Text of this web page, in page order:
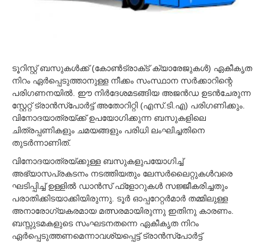
9
ടൂറിസ്റ്റ് ബസുകള്‍ക്ക് (കോണ്‍ട്രാക്‌ട് ക്യാരേജുകള്‍) ഏകീകൃത
നിറം ഏര്‍പ്പെടുത്താനുള്ള നീക്കം സംസ്ഥാന സര്‍ക്കാറിന്റെ
പരിഗണനയില്‍. ഈ നിര്‍ദേശമടങ്ങിയ അജന്‍ഡ ഉടന്‍ചേരുന്ന
സ്റ്റേറ്റ് ട്രാന്‍സ്പോര്‍ട്ട് അതോറിറ്റി (എസ്.ടി.എ) പരിഗണിക്കും.
വിനോദയാത്രയ്ക്ക് ഉപയോഗിക്കുന്ന ബസുകളിലെ
ചിത്രപ്പണികളും ചമയങ്ങളും പരിധി ലംഘിച്ചതിനെ
തുടര്‍ന്നാണിത്.
വിനോദയാത്രയ്ക്കുള്ള ബസുകളുപയോഗിച്ച്‌
അഭ്യാസപ്രകടനം നടത്തിയതും ലേസര്‍ലൈറ്റുകള്‍വരെ
ഘടിപ്പിച്ച്‌ ഉള്ളില്‍ ഡാന്‍സ് ഫ്‌ളോറുകള്‍ സജ്ജീകരിച്ചതും
പരാതിക്കിടയാക്കിയിരുന്നു. ടൂര്‍ ഓപ്പറേറ്റര്‍മാര്‍ തമ്മിലുള്ള
അനാരോഗ്യകരമായ മത്സരമായിരുന്നു ഇതിനു കാരണം.
ബസ്സുടമകളുടെ സംഘടനതന്നെ ഏകീകൃത നിറം
ഏര്‍പ്പെടുത്തണമെന്നാവശ്യപ്പെട്ട് ട്രാന്‍സ്പോര്‍ട്ട്